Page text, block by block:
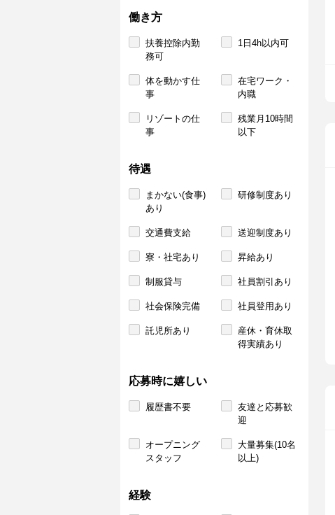
働き方
扶養控除内勤
務可
1日4h以内可
体を動かす仕
事
在宅ワーク・
内職
リゾートの仕
事
残業月10時間
以下
待遇
まかない(食事)
あり
研修制度あり
交通費支給 送迎制度あり
寮・社宅あり 昇給あり
制服貸与 社員割引あり
社会保険完備 社員登用あり
託児所あり
産休・育休取
得実績あり
応募時に嬉しい
履歴書不要
友達と応募歓
迎
オープニング
スタッフ
大量募集(10名
以上)
経験